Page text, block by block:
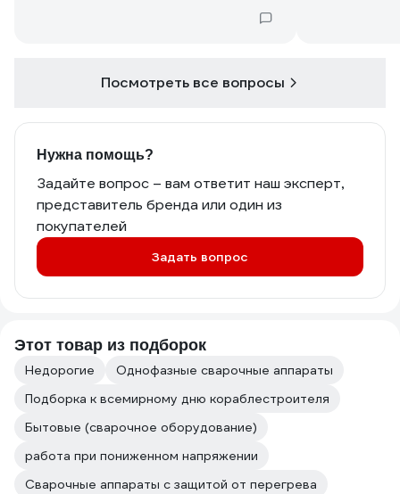
Посмотреть все вопросы
Нужна помощь?
Задайте вопрос – вам ответит наш эксперт,
представитель бренда или один из
покупателей
Задать вопрос
Этот товар из подборок
Недорогие
Однофазные сварочные аппараты
Подборка к всемирному дню кораблестроителя
Бытовые (сварочное оборудование)
работа при пониженном напряжении
Сварочные аппараты с защитой от перегрева